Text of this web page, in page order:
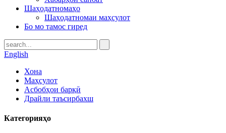
Шаҳодатномаҳо
Шаҳодатномаи маҳсулот
Бо мо тамос гиред
English
Хона
Маҳсулот
Асбобҳои барқӣ
Драйли таъсирбахш
Категорияҳо